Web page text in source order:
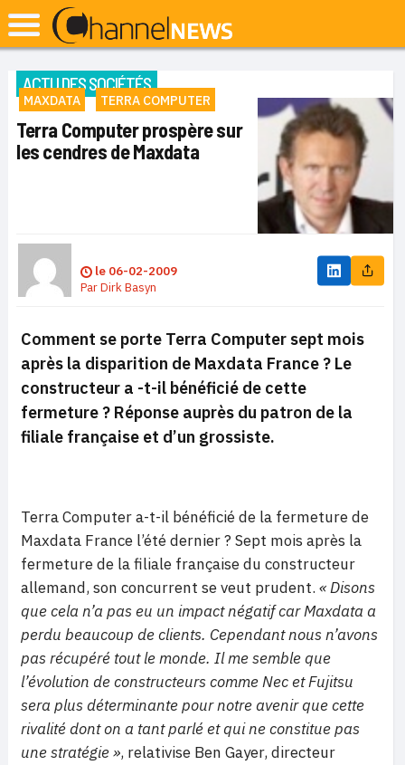
ACTU DES SOCIÉTÉS
MAXDATA TERRA COMPUTER
Terra Computer prospère sur
les cendres de Maxdata
le 06-02-2009
ParDirk Basyn
Comment se porte Terra Computer sept mois
après la disparition de Maxdata France ? Le
constructeur a -t-il bénéficié de cette
fermeture ? Réponse auprès du patron de la
filiale française et d’un grossiste.
Terra Computer a-t-il bénéficié de la fermeture de
Maxdata France l’été dernier ? Sept mois après la
fermeture de la filiale française du constructeur
allemand, son concurrent se veut prudent. « Disons
que cela n’a pas eu un impact négatif car Maxdata a
perdu beaucoup de clients. Cependant nous n’avons
pas récupéré tout le monde. Il me semble que
l’évolution de constructeurs comme Nec et Fujitsu
sera plus déterminante pour notre avenir que cette
rivalité dont on a tant parlé et qui ne constitue pas
une stratégie », relativise Ben Gayer, directeur